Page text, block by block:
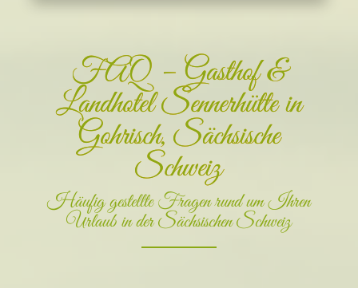
FAQ – Gasthof &
Landhotel Sennerhütte in
Gohrisch, Sächsische
Schweiz
Häufig gestellte Fragen rund um Ihren
Urlaub in der Sächsischen Schweiz